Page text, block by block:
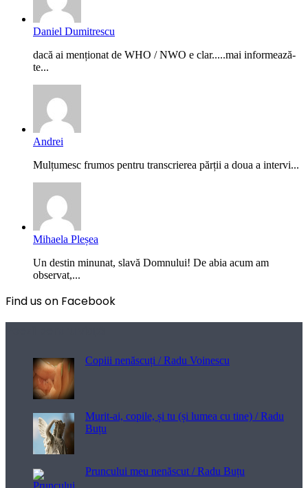
Daniel Dumitrescu
dacă ai menționat de WHO / NWO e clar.....mai informează-
te...
Andrei
Mulțumesc frumos pentru transcrierea părții a doua a intervi...
Mihaela Pleșea
Un destin minunat, slavă Domnului! De abia acum am
observat,...
Find us on Facebook
Copiii nenăscuți / Radu Voinescu
Murit-ai, copile, și tu (și lumea cu tine) / Radu
Buțu
Pruncului meu nenăscut / Radu Buțu